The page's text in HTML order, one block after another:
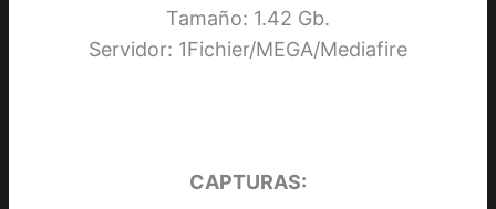
Tamaño: 1.42 Gb.
Servidor: 1Fichier/MEGA/Mediafire
CAPTURAS: